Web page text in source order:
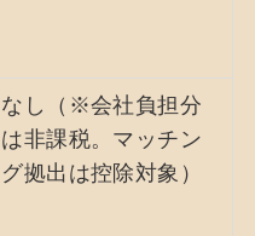
なし（※会社負担分
は非課税。マッチン
グ拠出は控除対象）